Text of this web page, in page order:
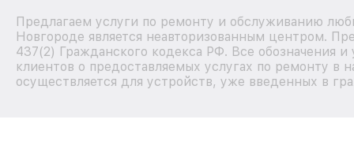
Предлагаем услуги по ремонту и обслуживанию
Новгороде является неавторизованным центром.
437(2) Гражданского кодекса РФ. Все обозначения
клиентов о предоставляемых услугах по ремонту в
осуществляется для устройств, уже введенных в